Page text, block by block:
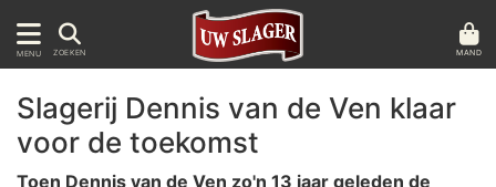
MENU ZOEKEN MAND
Slagerij Dennis van de Ven klaar
voor de toekomst
Toen Dennis van de Ven zo'n 13 jaar geleden de